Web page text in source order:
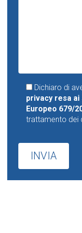
Dichiaro di
privacy resa ai
Europeo 679/
trattamento dei